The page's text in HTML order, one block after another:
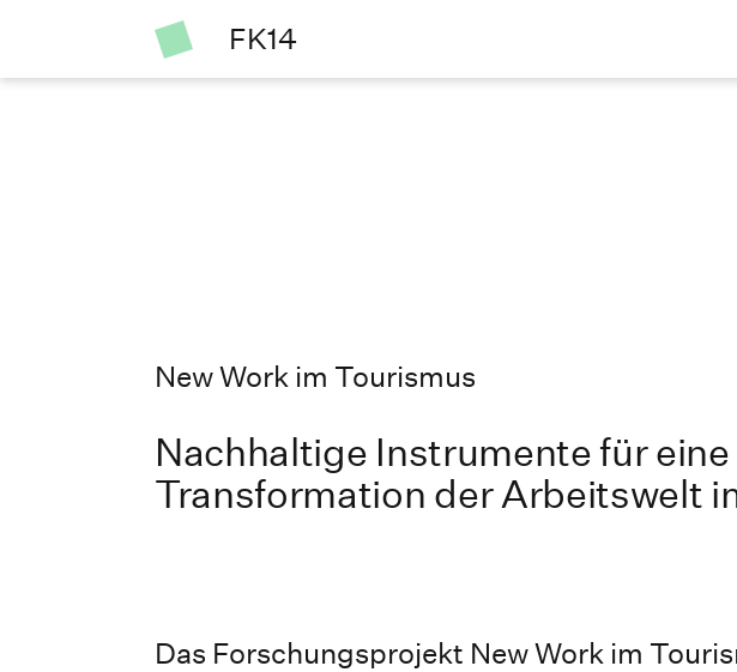
FK14
New Work im Tourismus
Nachhaltige Instrumente für
Transformation der Arbeitswelt
Das Forschungsprojekt New Work im